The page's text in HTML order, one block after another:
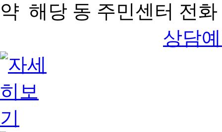
해당 동 주민센터 전
상담